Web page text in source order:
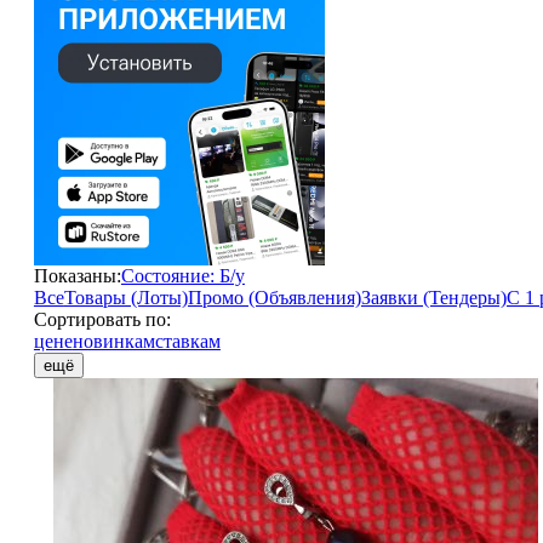
Показаны:Состояние: Б/у
ВсеТовары (Лоты)Промо (Объявления)Заявки (Тендеры)С 1
Сортировать по:
цененовинкамставкам
ещё